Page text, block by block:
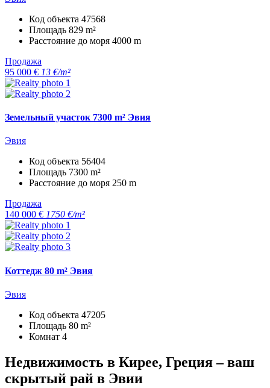
Код объекта 47568
Площадь 829 m²
Расстояние до моря 4000 m
Продажа
95 000 € 13 €/m²
Земельный участок 7300 m² Эвия
Эвия
Код объекта 56404
Площадь 7300 m²
Расстояние до моря 250 m
Продажа
140 000 € 1750 €/m²
Коттедж 80 m² Эвия
Эвия
Код объекта 47205
Площадь 80 m²
Комнат 4
Недвижимость в Кирее, Греция – ваш
скрытый рай в Эвии